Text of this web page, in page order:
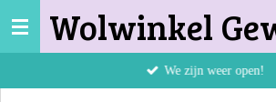
Ga
de
Wolwinkel
We zijn weer open!